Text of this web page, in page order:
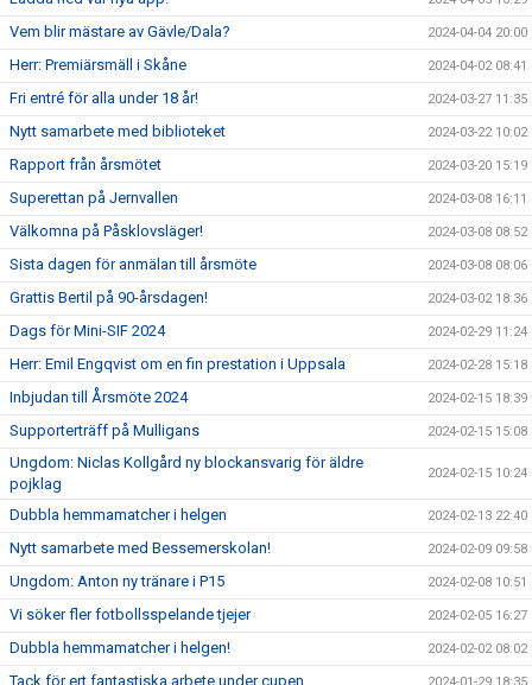
Vem blir mästare av Gävle/Dala? 2024-04-04 20:00
Herr: Premiärsmäll i Skåne 2024-04-02 08:41
Fri entré för alla under 18 år! 2024-03-27 11:35
Nytt samarbete med biblioteket 2024-03-22 10:02
Rapport från årsmötet 2024-03-20 15:19
Superettan på Jernvallen 2024-03-08 16:11
Välkomna på Påsklovsläger! 2024-03-08 08:52
Sista dagen för anmälan till årsmöte 2024-03-08 08:06
Grattis Bertil på 90-årsdagen! 2024-03-02 18:36
Dags för Mini-SIF 2024 2024-02-29 11:24
Herr: Emil Engqvist om en fin prestation i Uppsala 2024-02-28 15:18
Inbjudan till Årsmöte 2024 2024-02-15 18:39
Supporterträff på Mulligans 2024-02-15 15:08
Ungdom: Niclas Kollgård ny blockansvarig för äldre
pojklag
2024-02-15 10:24
Dubbla hemmamatcher i helgen 2024-02-13 22:40
Nytt samarbete med Bessemerskolan! 2024-02-09 09:58
Ungdom: Anton ny tränare i P15 2024-02-08 10:51
Vi söker fler fotbollsspelande tjejer 2024-02-05 16:27
Dubbla hemmamatcher i helgen! 2024-02-02 08:02
Tack för ert fantastiska arbete under cupen